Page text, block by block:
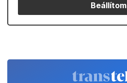
Beállítom